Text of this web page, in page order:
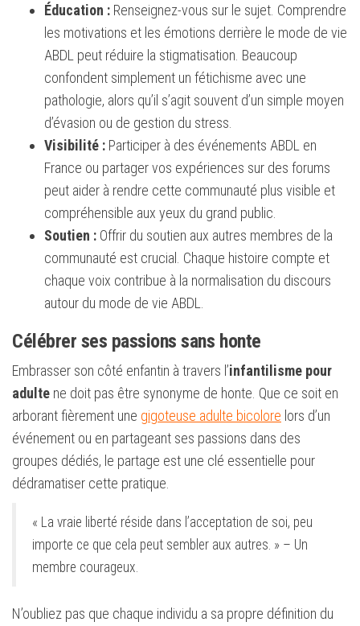
Éducation : Renseignez-vous sur le sujet. Comprendre
les motivations et les émotions derrière le mode de vie
ABDL peut réduire la stigmatisation. Beaucoup
confondent simplement un fétichisme avec une
pathologie, alors qu’il s’agit souvent d’un simple moyen
d’évasion ou de gestion du stress.
Visibilité : Participer à des événements ABDL en
France ou partager vos expériences sur des forums
peut aider à rendre cette communauté plus visible et
compréhensible aux yeux du grand public.
Soutien : Offrir du soutien aux autres membres de la
communauté est crucial. Chaque histoire compte et
chaque voix contribue à la normalisation du discours
autour du mode de vie ABDL.
Célébrer ses passions sans honte
Embrasser son côté enfantin à travers l’infantilisme pour
adulte ne doit pas être synonyme de honte. Que ce soit en
arborant fièrement une gigoteuse adulte bicolore lors d’un
événement ou en partageant ses passions dans des
groupes dédiés, le partage est une clé essentielle pour
dédramatiser cette pratique.
« La vraie liberté réside dans l’acceptation de soi, peu
importe ce que cela peut sembler aux autres. » – Un
membre courageux.
N’oubliez pas que chaque individu a sa propre définition du